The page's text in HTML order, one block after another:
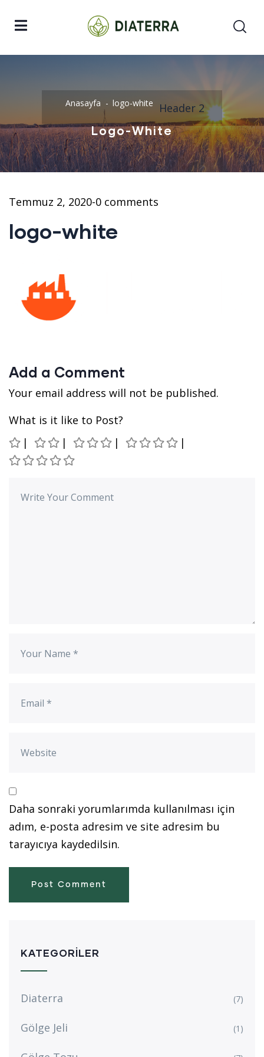
Anasayfa Header 2
logo-white
Logo-White
Temmuz 2, 2020-0 comments
logo-white
Add a Comment
Your email address will not be published.
What is it like to Post?
Daha sonraki yorumlarımda kullanılması için
adım, e-posta adresim ve site adresim bu
tarayıcıya kaydedilsin.
KATEGORILER
Diaterra (7)
Gölge Jeli (1)